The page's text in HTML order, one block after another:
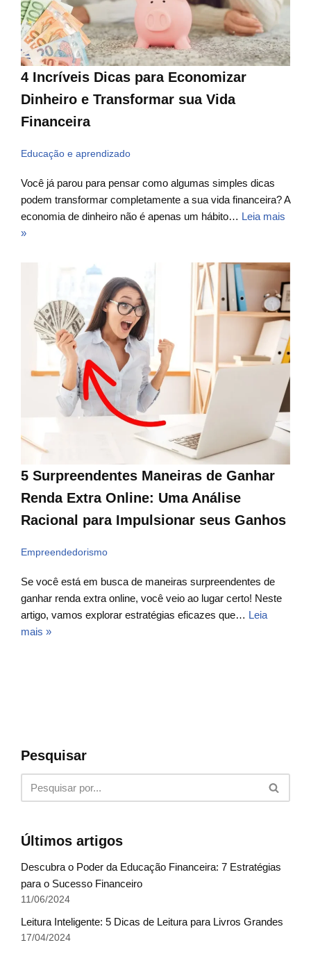
4 Incríveis Dicas para Economizar
Dinheiro e Transformar sua Vida
Financeira
Educação e aprendizado
Você já parou para pensar como algumas simples dicas
podem transformar completamente a sua vida financeira? A
economia de dinheiro não é apenas um hábito… Leia mais
»
5 Surpreendentes Maneiras de Ganhar
Renda Extra Online: Uma Análise
Racional para Impulsionar seus Ganhos
Empreendedorismo
Se você está em busca de maneiras surpreendentes de
ganhar renda extra online, você veio ao lugar certo! Neste
artigo, vamos explorar estratégias eficazes que… Leia
mais »
Pesquisar
Últimos artigos
Descubra o Poder da Educação Financeira: 7 Estratégias
para o Sucesso Financeiro
11/06/2024
Leitura Inteligente: 5 Dicas de Leitura para Livros Grandes
17/04/2024